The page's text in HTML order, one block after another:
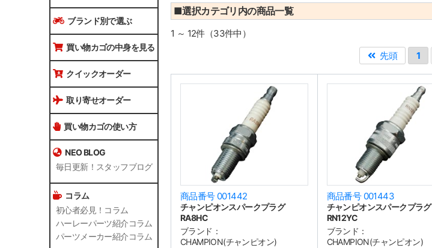
ブランド別で選ぶ
買い物カゴの中身を見る
クイックオーダー
取り寄せオーダー
買い物カゴの使い方
NEO BLOG
毎日更新！スタッフブログ
コラム
初心者必見！コラム
ハーレーパーツ紹介コラム
パーツメーカー紹介コラム
■選択カテゴリ内の商品一覧
1 ～ 12件（33件中）
先頭
1
商品番号 001442
チャンピオンスパークプラグ
RA8HC
ブランド：
CHAMPION(チャンピオン)
商品番号 001443
チャンピオンスパークプラグ
RN12YC
ブランド：
CHAMPION(チャンピオン)